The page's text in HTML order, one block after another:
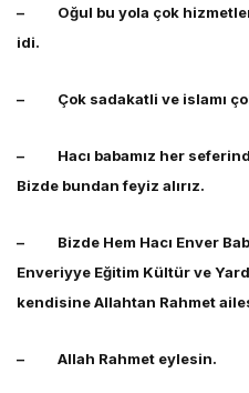
– Oğul bu yola çok hizmetleri
idi.
– Çok sadakatli ve islamı
– Hacı babamız her
Bizde bundan feyiz alırız.
– Bizde Hem Hacı Enver
Enveriyye Eğitim Kültür ve
kendisine Allahtan Rahmet
– Allah Rahmet eylesin.